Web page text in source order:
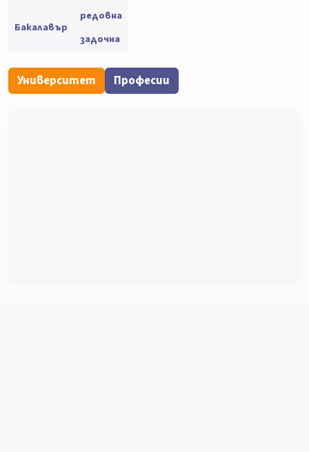
Бакалавър
редовна
задочна
Университет Професии